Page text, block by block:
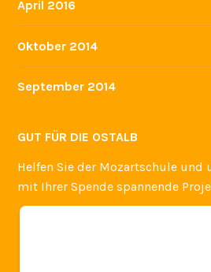
April 2016
Oktober 2014
September 2014
GUT FÜR DIE OSTALB
Helfen Sie der Mozartschule und
mit Ihrer Spende spannende